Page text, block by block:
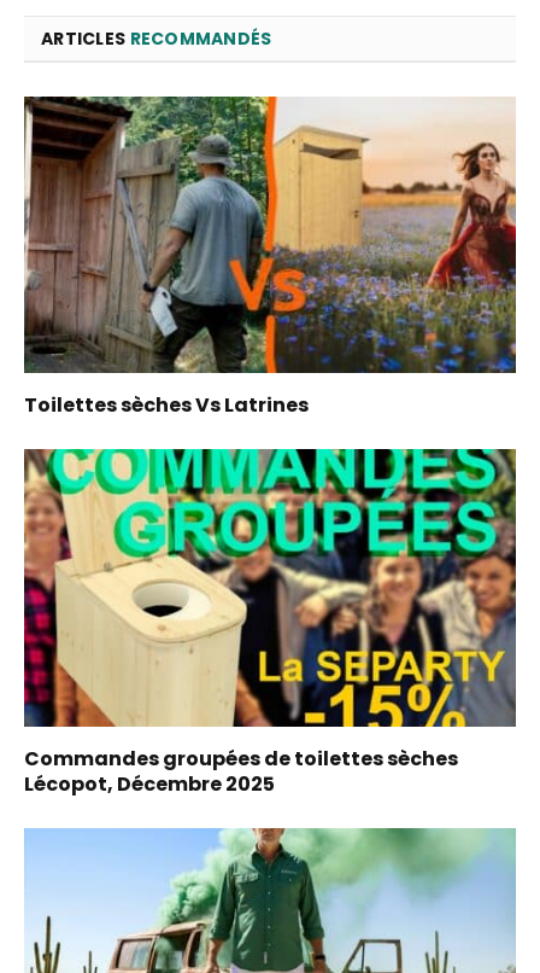
ARTICLES RECOMMANDÉS
Toilettes sèches Vs Latrines
Commandes groupées de toilettes sèches
Lécopot, Décembre 2025